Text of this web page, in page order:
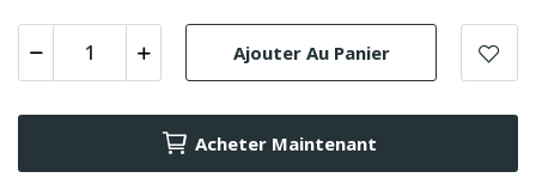
Ajouter Au Panier
Acheter Maintenant